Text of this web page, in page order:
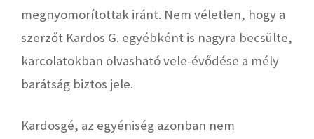
megnyomorítottak iránt. Nem véletlen, hogy a
szerzőt Kardos G. egyébként is nagyra becsülte,
karcolatokban olvasható vele-évődése a mély
barátság biztos jele.
Kardosgé, az egyéniség azonban nem